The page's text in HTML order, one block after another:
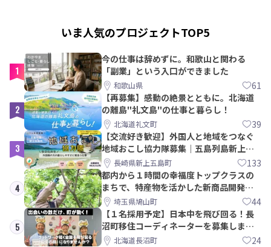
いま人気のプロジェクトTOP5
1
今の仕事は辞めずに。和歌山と関わる
「副業」という入口ができました
和歌山県 61
2
【再募集】感動の絶景とともに。北海道
の離島"礼文島"の仕事と暮らし！
北海道礼文町 39
3
【交流好き歓迎】外国人と地域をつなぐ
地域おこし協力隊募集｜五島列島新上五
島町長崎県新上五島町 133
4
都内から１時間の幸福度トップクラスの
まちで、特産物を活かした新商品開発＆
PRメンバー募集！
埼玉県鳩山町 44
5
【１名採用予定】日本中を飛び回る！長
沼町移住コーディネーターを募集しま
す！北海道長沼町 24